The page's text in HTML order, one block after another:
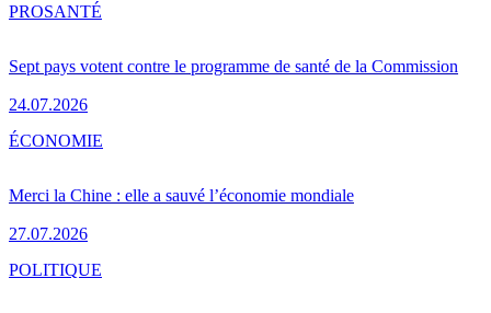
Sept pays votent contre le programme de santé de la Commission
24.07.2026
PROSANTÉ
Merci la Chine : elle a sauvé l’économie mondiale
27.07.2026
ÉCONOMIE
POLITIQUE